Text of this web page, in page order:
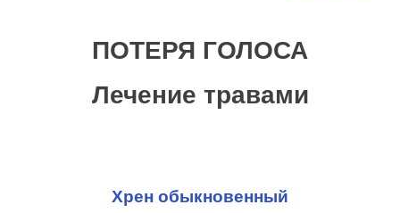
ПОТЕРЯ ГОЛОСА
Лечение травами
Хрен обыкновенный